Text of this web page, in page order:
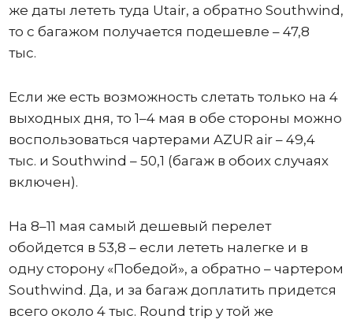
же даты лететь туда Utair, а обратно Southwind,
то с багажом получается подешевле – 47,8
тыс.
Если же есть возможность слетать только на 4
выходных дня, то 1–4 мая в обе стороны можно
воспользоваться чартерами AZUR air – 49,4
тыс. и Southwind – 50,1 (багаж в обоих случаях
включен).
На 8–11 мая самый дешевый перелет
обойдется в 53,8 – если лететь налегке и в
одну сторону «Победой», а обратно – чартером
Southwind. Да, и за багаж доплатить придется
всего около 4 тыс. Round trip у той же